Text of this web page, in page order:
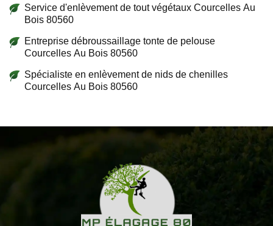
Service d'enlèvement de tout végétaux Courcelles Au
Bois 80560
Entreprise débroussaillage tonte de pelouse
Courcelles Au Bois 80560
Spécialiste en enlèvement de nids de chenilles
Courcelles Au Bois 80560